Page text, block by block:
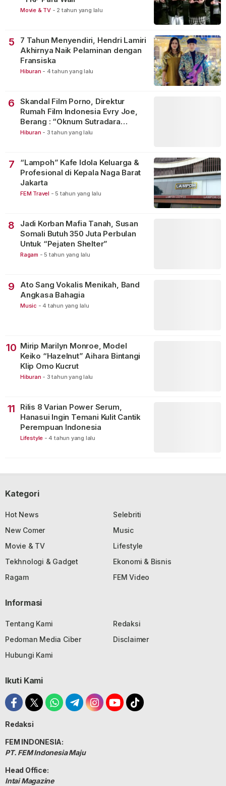
Movie & TV - 2 tahun yang lalu
5
7 Tahun Menyendiri, Hendri Lamiri
Akhirnya Naik Pelaminan dengan
Fransiska
Hiburan - 4 tahun yang lalu
6
Skandal Film Porno, Direktur
Rumah Film Indonesia Evry Joe,
Berang : “Oknum Sutradara
Merusak Perfilman Indonesia”!
Hiburan - 3 tahun yang lalu
7
“Lampoh” Kafe Idola Keluarga &
Profesional di Kepala Naga Barat
Jakarta
FEM Travel - 5 tahun yang lalu
8
Jadi Korban Mafia Tanah, Susan
Somali Butuh 350 Juta Perbulan
Untuk “Pejaten Shelter”
Ragam - 5 tahun yang lalu
9
Ato Sang Vokalis Menikah, Band
Angkasa Bahagia
Music - 4 tahun yang lalu
10 Mirip Marilyn Monroe, Model
Keiko “Hazelnut” Aihara Bintangi
Klip Omo Kucrut
Hiburan - 3 tahun yang lalu
11
Rilis 8 Varian Power Serum,
Hanasui Ingin Temani Kulit Cantik
Perempuan Indonesia
Lifestyle - 4 tahun yang lalu
Kategori
Hot News
Selebriti
New Comer
Music
Movie & TV
Lifestyle
Tekhnologi & Gadget
Ekonomi & Bisnis
Ragam
FEM Video
Informasi
Tentang Kami
Redaksi
Pedoman Media Ciber
Disclaimer
Hubungi Kami
Ikuti Kami
Redaksi
FEM INDONESIA:
PT. FEM Indonesia Maju
Head Office:
Intai Magazine